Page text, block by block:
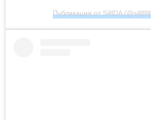
Публикация от SilllDA